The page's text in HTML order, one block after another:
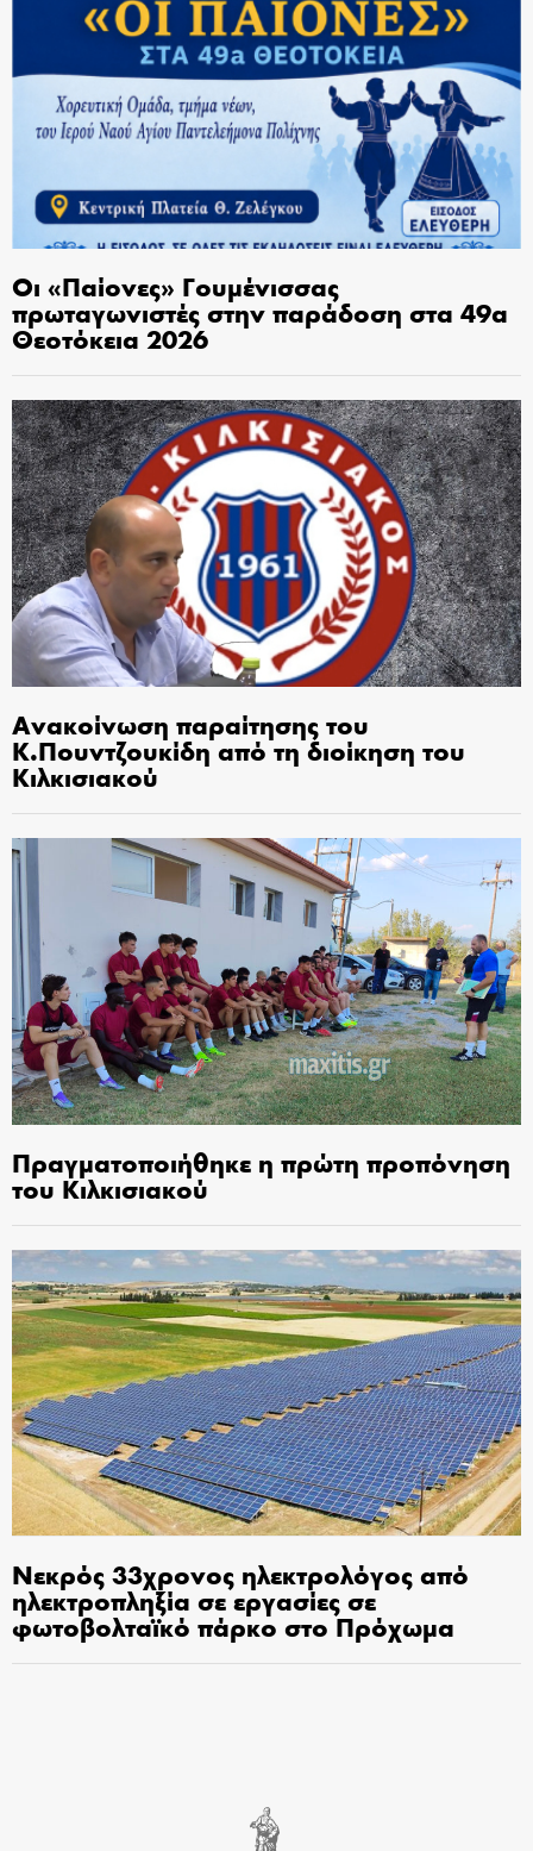
Οι «Παίονες» Γουμένισσας
πρωταγωνιστές στην παράδοση στα 49α
Θεοτόκεια 2026
Ανακοίνωση παραίτησης του
Κ.Πουντζουκίδη από τη διοίκηση του
Κιλκισιακού
Πραγματοποιήθηκε η πρώτη προπόνηση
του Κιλκισιακού
Νεκρός 33χρονος ηλεκτρολόγος από
ηλεκτροπληξία σε εργασίες σε
φωτοβολταϊκό πάρκο στο Πρόχωμα